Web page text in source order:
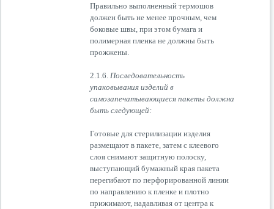
Правильно выполненный термошов
должен быть не менее прочным, чем
боковые швы, при этом бумага и
полимерная пленка не должны быть
прожжены.
2.1.6. Последовательность
упаковывания изделий в
самозапечатывающиеся пакеты должна
быть следующей:
Готовые для стерилизации изделия
размещают в пакете, затем с клеевого
слоя снимают защитную полоску,
выступающий бумажный края пакета
перегибают по перфорированной линии
по направлению к пленке и плотно
прижимают, надавливая от центра к